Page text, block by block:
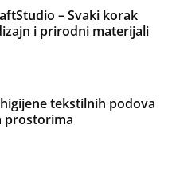
– Svaki korak
i prirodni materijali
tekstilnih podova
prostorima